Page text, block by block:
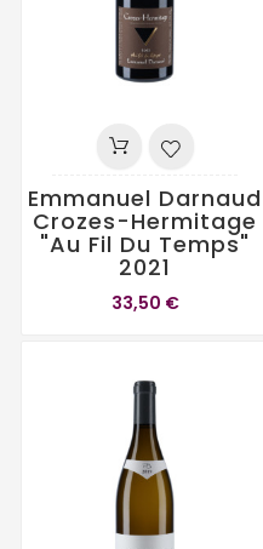
Emmanuel Darnaud
Crozes-Hermitage
"Au Fil Du Temps"
2021
33,50 €